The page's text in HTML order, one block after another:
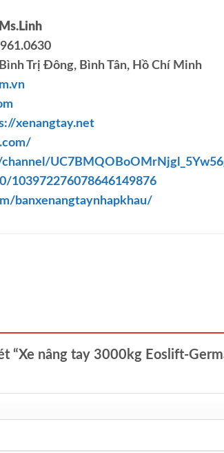
Trị Đông, Bình Tân, Hồ Chí Minh
xenangtay.net
103972276078646149876
banxenangtaynhapkhau/
“Xe nâng tay 3000kg Eoslift-